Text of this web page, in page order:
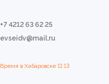
+7 4212 63 62 25
evseidv@mail.ru
Время в Хабаровске 11:13